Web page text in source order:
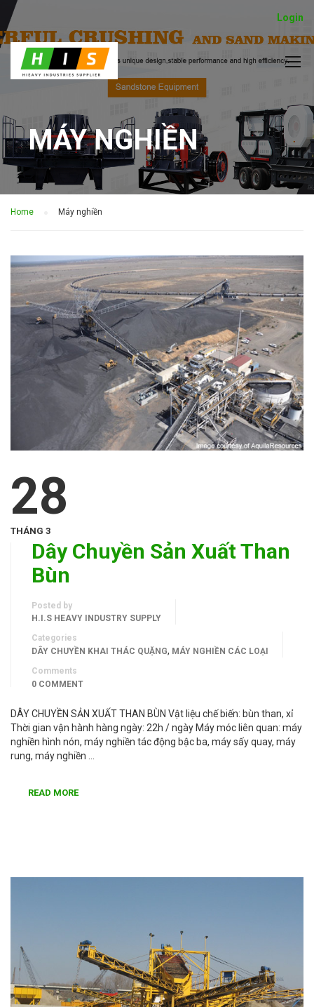
Login
MÁY NGHIỀN
Home Máy nghiền
28
THÁNG 3
Dây Chuyền Sản Xuất Than
Bùn
Posted by
H.I.S HEAVY INDUSTRY SUPPLY
Categories
DÂY CHUYỀN KHAI THÁC QUẶNG, MÁY NGHIỀN CÁC LOẠI
Comments
0 COMMENT
DÂY CHUYỀN SẢN XUẤT THAN BÙN Vật liệu chế biến: bùn than, xỉ
Thời gian vận hành hàng ngày: 22h / ngày Máy móc liên quan: máy
nghiền hình nón, máy nghiền tác động bậc ba, máy sấy quay, máy
rung, máy nghiền …
READ MORE